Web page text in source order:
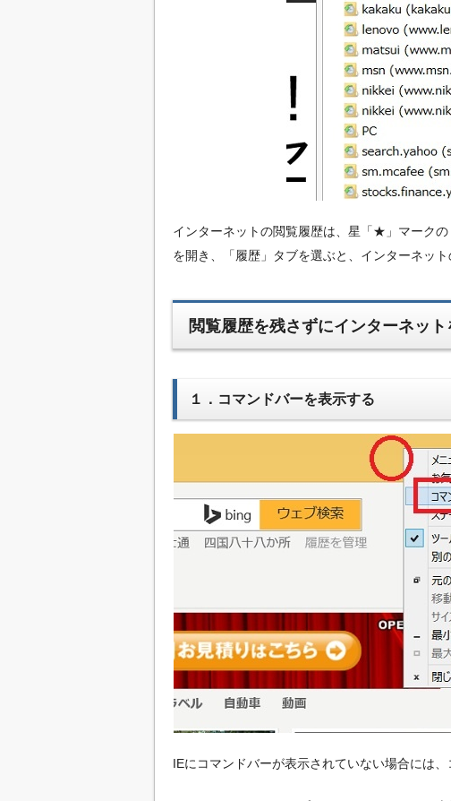
インターネットの閲覧履歴は、星「★」マーク
を開き、「履歴」タブを選ぶと、インターネッ
閲覧履歴を残さずにインターネット
１．コマンドバーを表示する
IEにコマンドバーが表示されていない場合には、